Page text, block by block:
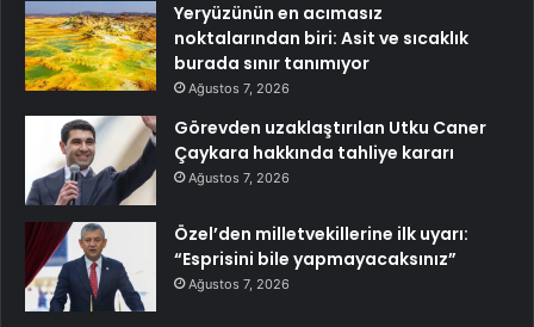
Yeryüzünün en acımasız
noktalarından biri: Asit ve sıcaklık
burada sınır tanımıyor
Ağustos 7, 2026
Görevden uzaklaştırılan Utku Caner
Çaykara hakkında tahliye kararı
Ağustos 7, 2026
Özel’den milletvekillerine ilk uyarı:
“Esprisini bile yapmayacaksınız”
Ağustos 7, 2026